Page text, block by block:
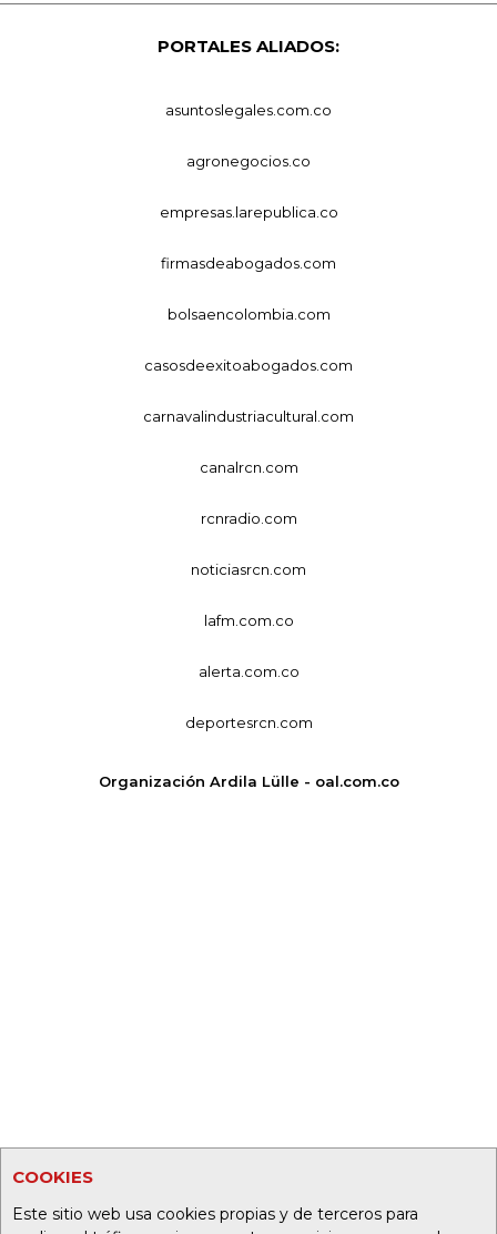
COOKIES
Este sitio web usa cookies propias y de terceros para
PORTALES ALIADOS:
asuntoslegales.com.co
agronegocios.co
empresas.larepublica.co
firmasdeabogados.com
bolsaencolombia.com
casosdeexitoabogados.com
carnavalindustriacultural.com
canalrcn.com
rcnradio.com
noticiasrcn.com
lafm.com.co
alerta.com.co
deportesrcn.com
Organización Ardila Lülle - oal.com.co